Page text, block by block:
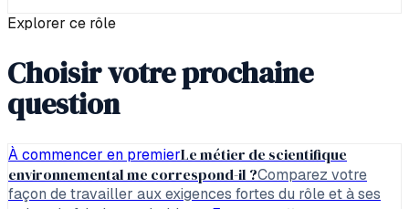
Explorer ce rôle
Choisir votre prochaine
question
À commencer en premierLe métier de scientifique
environnemental me correspond-il ?Comparez votre
façon de travailler aux exigences fortes du rôle et à ses